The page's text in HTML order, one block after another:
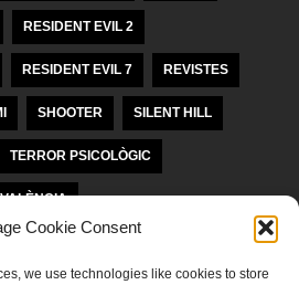
Cookie Consent
we use technologies like cookies to store
RESIDENT EVIL 2
RESIDENT EVIL 7 REVISTES
SHOOTER SILENT HILL
TERROR PSICOLÒGIC
VALÈNCIA